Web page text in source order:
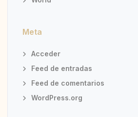
Meta
Acceder
Feed de entradas
Feed de comentarios
WordPress.org